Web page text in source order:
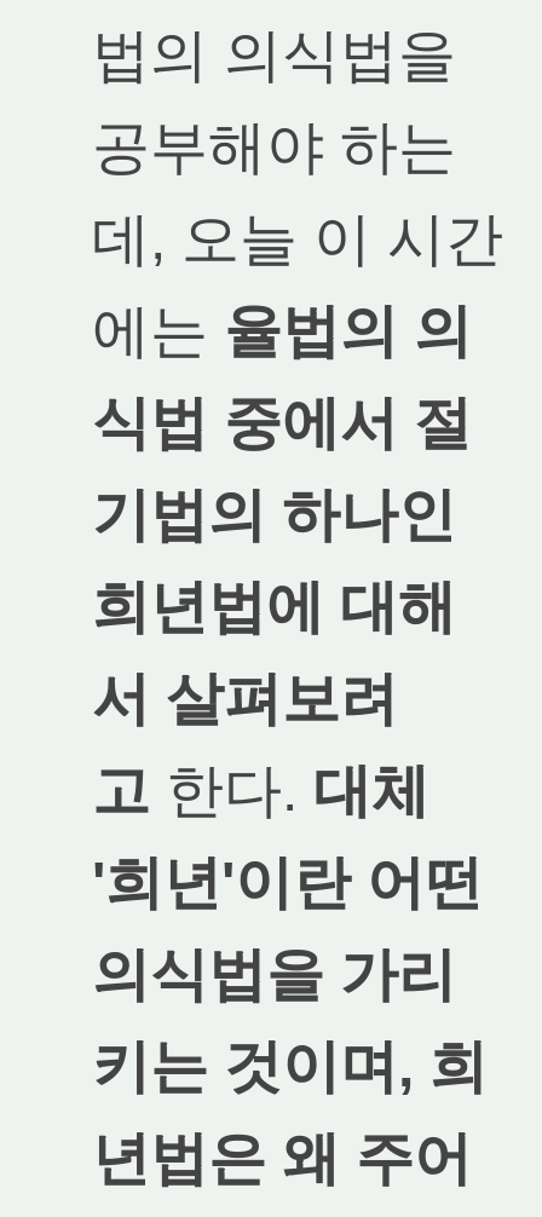
법의 의식법을
공부해야 하는
데, 오늘 이 시간
에는 율법의 의
식법 중에서 절
기법의 하나인
희년법에 대해
서 살펴보려
고 한다. 대체
'희년'이란 어떤
의식법을 가리
키는 것이며, 희
년법은 왜 주어